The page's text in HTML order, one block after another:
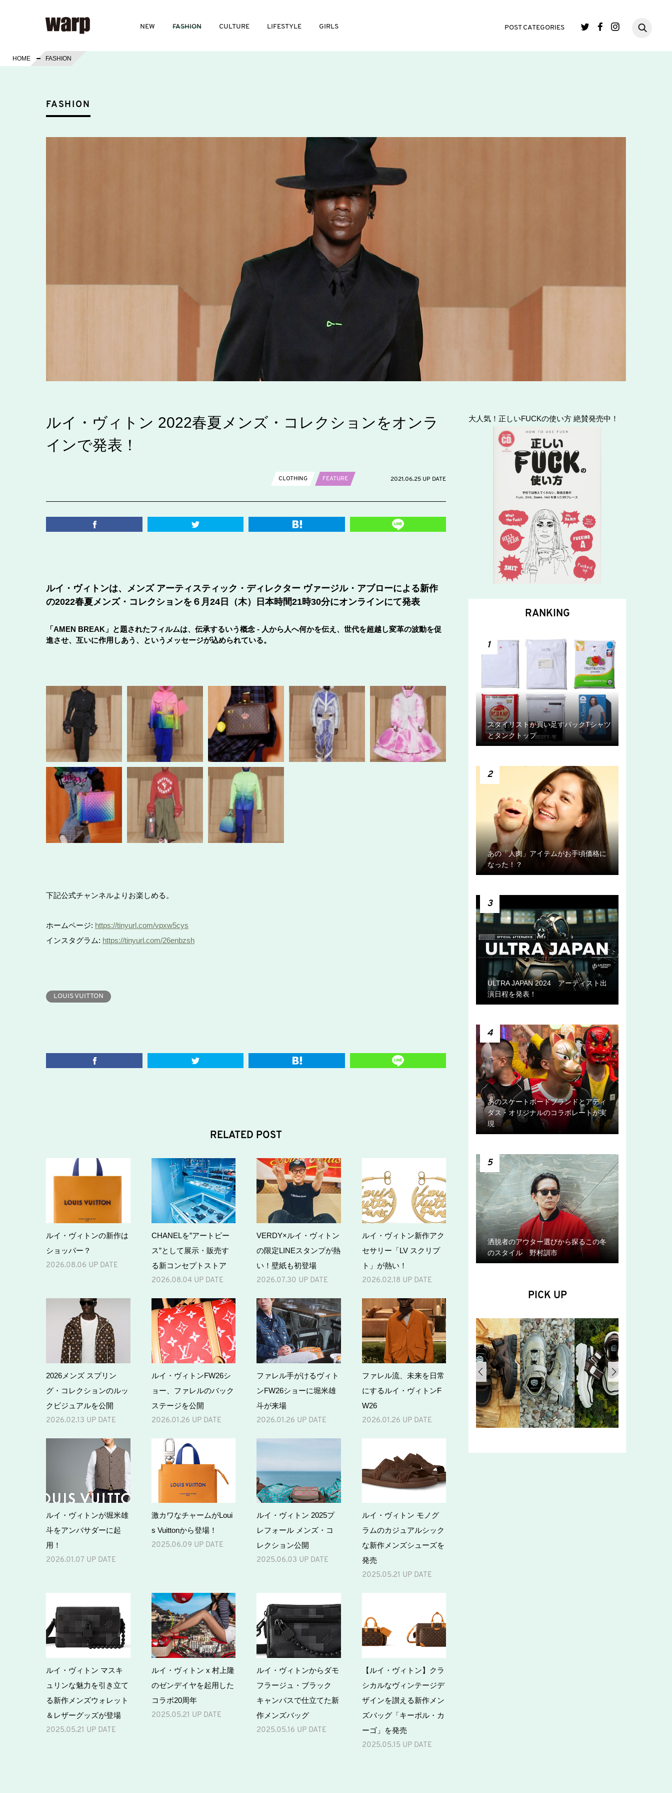
NEW FASHION CULTURE LIFESTYLE GIRLS POST CATEGORIES
HOME FASHION
FASHION
ルイ・ヴィトン 2022春夏メンズ・コレクションをオンラ
インで発表！
CLOTHING FEATURE 2021.06.25 UP DATE
ルイ・ヴィトンは、メンズ アーティスティック・ディレクター ヴァージル・アブローによる新作
の2022春夏メンズ・コレクションを６月24日（木）日本時間21時30分にオンラインにて発表
「AMEN BREAK」と題されたフィルムは、伝承するいう概念 - 人から人へ何かを伝え、世代を超越し変革の波動を促
進させ、互いに作用しあう、というメッセージが込められている。
下記公式チャンネルよりお楽しめる。
ホームページ: https://tinyurl.com/vpxw5cys
インスタグラム: https://tinyurl.com/26enbzsh
LOUIS VUITTON
RELATED POST
ルイ・ヴィトンの新作は
ショッパー？
2026.08.06 UP DATE
CHANELを”アートピー
ス”として展⽰・販売す
る新コンセプトストア
2026.08.04 UP DATE
VERDY×ルイ・ヴィトン
の限定LINEスタンプが熱
い！壁紙も初登場
2026.07.30 UP DATE
ルイ・ヴィトン新作アク
セサリー「LV スクリプ
ト」が熱い！
2026.02.18 UP DATE
2026メンズ スプリン
グ・コレクションのルッ
クビジュアルを公開
2026.02.13 UP DATE
ルイ・ヴィトンFW26シ
ョー、ファレルのバック
ステージを公開
2026.01.26 UP DATE
ファレル手がけるヴィト
ンFW26ショーに堀米雄
斗が来場
2026.01.26 UP DATE
ファレル流、未来を日常
にするルイ・ヴィトンF
W26
2026.01.26 UP DATE
ルイ・ヴィトンが堀米雄
斗をアンバサダーに起
用！
2026.01.07 UP DATE
激カワなチャームがLoui
s Vuittonから登場！
2025.06.09 UP DATE
ルイ・ヴィトン 2025プ
レフォール メンズ・コ
レクション公開
2025.06.03 UP DATE
ルイ・ヴィトン モノグ
ラムのカジュアルシック
な新作メンズシューズを
発売
2025.05.21 UP DATE
ルイ・ヴィトン マスキ
ュリンな魅力を引き立て
る新作メンズウォレット
＆レザーグッズが登場
2025.05.21 UP DATE
ルイ・ヴィトン x 村上隆
のゼンデイヤを起用した
コラボ20周年
2025.05.21 UP DATE
ルイ・ヴィトンからダモ
フラージュ・ブラック
キャンバスで仕立てた新
作メンズバッグ
2025.05.16 UP DATE
【ルイ・ヴィトン】クラ
シカルなヴィンテージデ
ザインを讃える新作メン
ズバッグ「キーポル・カ
ーゴ」を発売
2025.05.15 UP DATE
大人気！正しいFUCKの使い方 絶賛発売中！
RANKING
1
スタイリストが買い足すパックTシャツ
とタンクトップ
2
あの「人肉」アイテムがお手頃価格に
なった！？
3
ULTRA JAPAN 2024 アーティスト出
演日程を発表！
4
あのスケートボードブランドとアディ
ダス・オリジナルのコラボレートが実
現
5
洒脱者のアウター選びから探るこの冬
のスタイル 野村訓市
PICK UP